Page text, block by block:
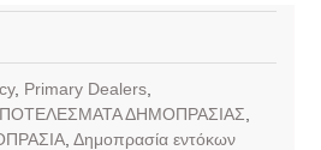
, Primary Dealers,
ΔΗΜΟΠΡΑΣΙΑΣ
, Δημοπρασία εντόκων